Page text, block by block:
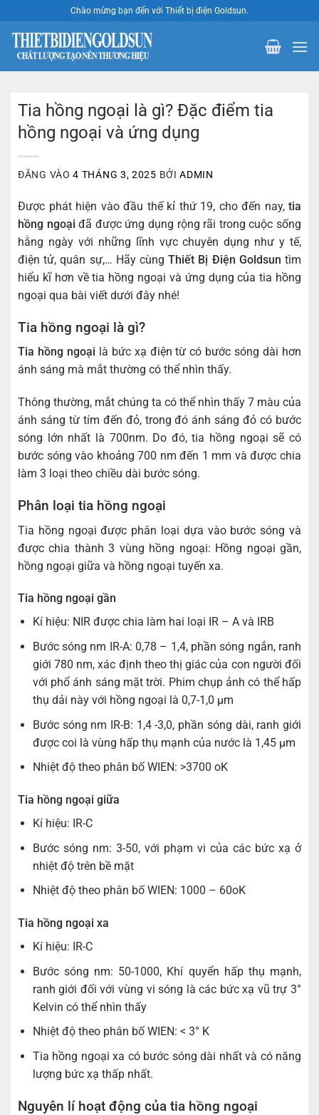
nội
dung
Chào mừng bạn đến với Thiết bị điện Goldsun.
Tia hồng ngoại là gì? Đặc điểm tia
hồng ngoại và ứng dụng
ĐĂNG VÀO4 THÁNG 3, 2025 BỞIADMIN
Được phát hiện vào đầu thế kỉ thứ 19, cho đến nay, tia
hồng ngoại đã được ứng dụng rộng rãi trong cuộc sống
hằng ngày với những lĩnh vực chuyên dụng như y tế,
điện tử, quân sự,… Hãy cùngThiết Bị Điện Goldsun tìm
hiểu kĩ hơn về tia hồng ngoại và ứng dụng của tia hồng
ngoại qua bài viết dưới đây nhé!
Tia hồng ngoại là gì?
Tia hồng ngoại là bức xạ điện từ có bước sóng dài hơn
ánh sáng mà mắt thường có thể nhìn thấy.
Thông thường, mắt chúng ta có thể nhìn thấy 7 màu của
ánh sáng từ tím đến đỏ, trong đó ánh sáng đỏ có bước
sóng lớn nhất là 700nm. Do đó, tia hồng ngoại sẽ có
bước sóng vào khoảng 700 nm đến 1 mm và được chia
làm 3 loại theo chiều dài bước sóng.
Phân loại tia hồng ngoại
Tia hồng ngoại được phân loại dựa vào bước sóng và
được chia thành 3 vùng hồng ngoại: Hồng ngoại gần,
hồng ngoại giữa và hồng ngoại tuyến xa.
Tia hồng ngoại gần
Kí hiệu: NIR được chia làm hai loại IR – A và IRB
Bước sóng nm IR-A: 0,78 – 1,4, phần sóng ngắn, ranh
giới 780 nm, xác định theo thị giác của con người đối
với phổ ánh sáng mặt trời. Phim chụp ảnh có thể hấp
thụ dải này với hồng ngoại là 0,7-1,0 µm
Bước sóng nm IR-B: 1,4 -3,0, phần sóng dài, ranh giới
được coi là vùng hấp thụ mạnh của nước là 1,45 μm
Nhiệt độ theo phân bố WIEN: >3700 oK
Tia hồng ngoại giữa
Kí hiệu: IR-C
Bước sóng nm: 3-50, với phạm vi của các bức xạ ở
nhiệt độ trên bề mặt
Nhiệt độ theo phân bố WIEN: 1000 – 60oK
Tia hồng ngoại xa
Kí hiệu: IR-C
Bước sóng nm: 50-1000, Khí quyển hấp thụ mạnh,
ranh giới đối với vùng vi sóng là các bức xạ vũ trự 3°
Kelvin có thể nhìn thấy
Nhiệt độ theo phân bố WIEN: < 3° K
Tia hồng ngoại xa có bước sóng dài nhất và có năng
lượng bức xạ thấp nhất.
Nguyên lí hoạt động của tia hồng ngoại